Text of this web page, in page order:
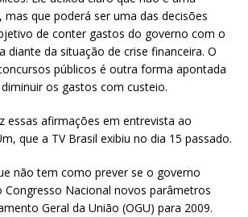
mas que poderá ser uma das decisões
de conter gastos do governo com o
diante da situação de crise financeira. O
públicos é outra forma apontada
os gastos com custeio.
essas afirmações em entrevista ao
que a TV Brasil exibiu no dia 15 passado.
não tem como prever se o governo
Congresso Nacional novos parâmetros
Geral da União (OGU) para 2009.